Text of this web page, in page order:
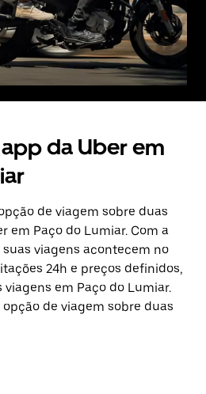
da Uber em
de viagem sobre duas
em Paço do Lumiar. Com a
viagens acontecem no
24h e preços definidos,
em Paço do Lumiar.
de viagem sobre duas